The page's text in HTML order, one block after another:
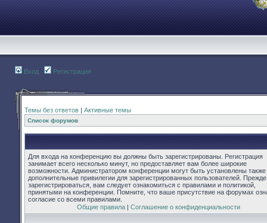
Вход Регистрация
Темы без ответов | Активные темы
Список форумов
Для входа на конференцию вы должны быть зарегистрированы. Регистрация
занимает всего несколько минут, но предоставляет вам более широкие
возможности. Администратором конференции могут быть установлены также
дополнительные привилегии для зарегистрированных пользователей.
зарегистрироваться, вам следует ознакомиться с правилами и политикой,
принятыми на конференции. Помните, что ваше присутствие на форумах
согласие со всеми правилами.
Общие правила| Соглашение о конфиденциальности